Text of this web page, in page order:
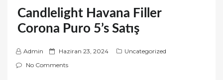
Candlelight Havana Filler
Corona Puro 5’s Satış
Admin
P
o
Haziran 23, 2024
Uncategorized
No Comments